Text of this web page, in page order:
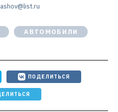
АВТОМОБИЛИ
ПОДЕЛИТЬСЯ